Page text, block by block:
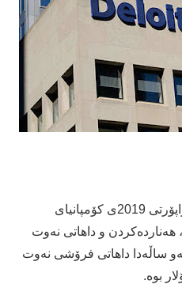
حکومەتی هەرێمی کوردستان راپۆرتی 2019ی کۆمپانیای
هەناردەکردن و داهاتی نەوت
ساڵەدا داهاتی فرۆشی نەوت